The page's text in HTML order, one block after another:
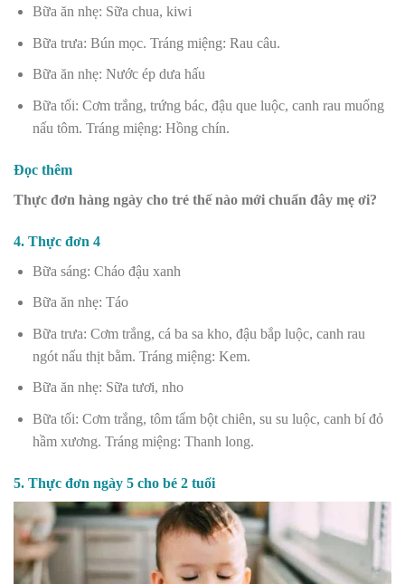
Bữa ăn nhẹ: Sữa chua, kiwi
Bữa trưa: Bún mọc. Tráng miệng: Rau câu.
Bữa ăn nhẹ: Nước ép dưa hấu
Bữa tối: Cơm trắng, trứng bác, đậu que luộc, canh rau muống
nấu tôm. Tráng miệng: Hồng chín.
Đọc thêm
Thực đơn hàng ngày cho trẻ thế nào mới chuẩn đây mẹ ơi?
4. Thực đơn 4
Bữa sáng: Cháo đậu xanh
Bữa ăn nhẹ: Táo
Bữa trưa: Cơm trắng, cá ba sa kho, đậu bắp luộc, canh rau
ngót nấu thịt bằm. Tráng miệng: Kem.
Bữa ăn nhẹ: Sữa tươi, nho
Bữa tối: Cơm trắng, tôm tẩm bột chiên, su su luộc, canh bí đỏ
hầm xương. Tráng miệng: Thanh long.
5. Thực đơn ngày 5 cho bé 2 tuổi